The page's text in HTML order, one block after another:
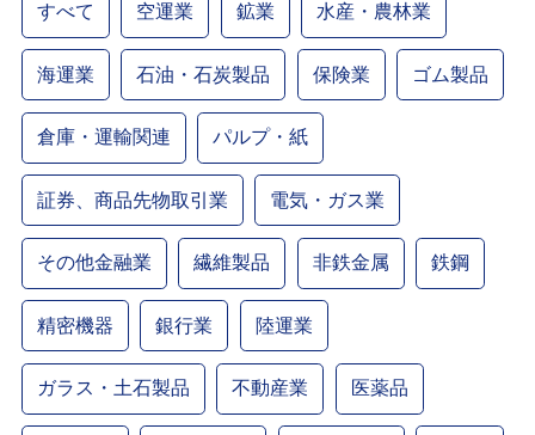
すべて 空運業 鉱業 水産・農林業
海運業 石油・石炭製品 保険業 ゴム製品
倉庫・運輸関連 パルプ・紙
証券、商品先物取引業 電気・ガス業
その他金融業 繊維製品 非鉄金属 鉄鋼
精密機器 銀行業 陸運業
ガラス・土石製品 不動産業 医薬品